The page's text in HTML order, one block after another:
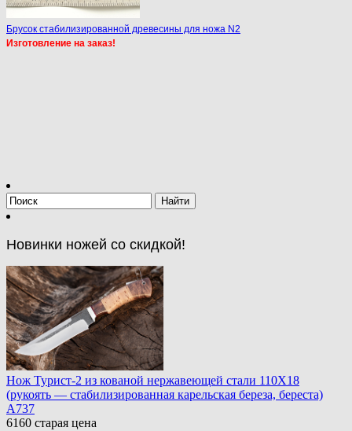
Брусок стабилизированной древесины для ножа N2
Изготовление на заказ!
Новинки ножей со скидкой!
Нож Турист-2 из кованой нержавеющей стали 110Х18
(рукоять — стабилизированная карельская береза, береста)
A737
6160 старая цена